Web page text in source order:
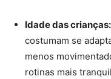
Idade das crianças:
costumam se
menos
rotinas mais